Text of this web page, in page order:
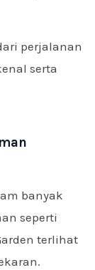
perjalanan
serta
banyak
seperti
terlihat